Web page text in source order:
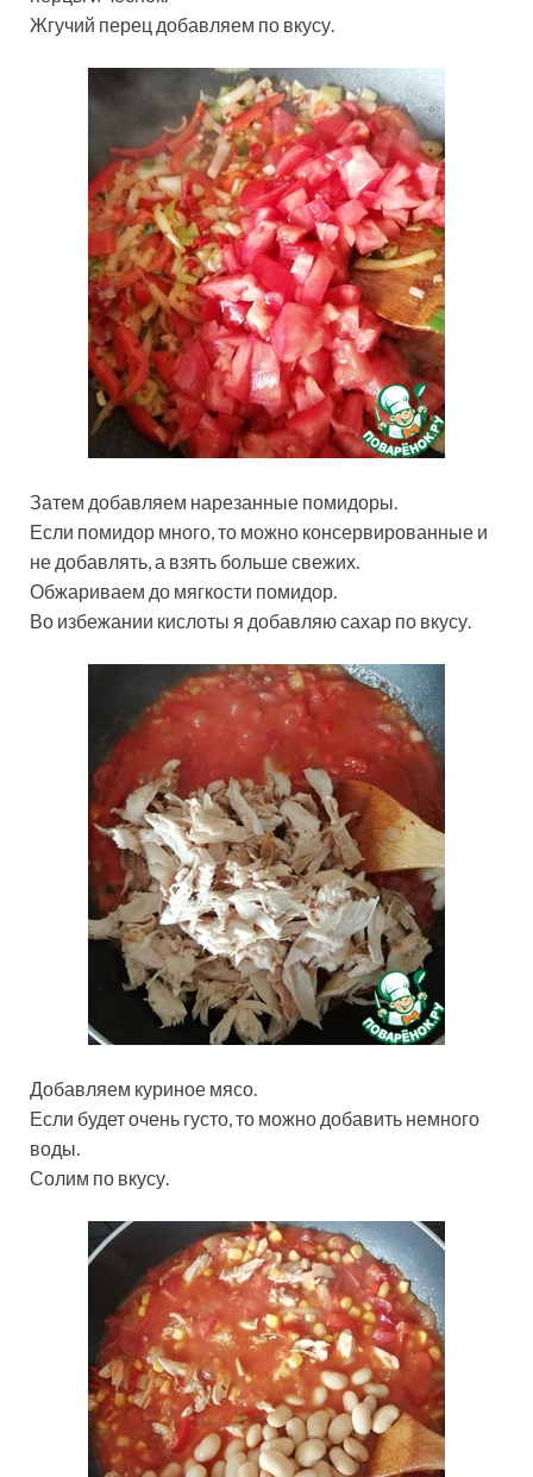
Жгучий перец добавляем по вкусу.
Затем добавляем нарезанные помидоры.
Если помидор много, то можно консервированные и
не добавлять, а взять больше свежих.
Обжариваем до мягкости помидор.
Во избежании кислоты я добавляю сахар по вкусу.
Добавляем куриное мясо.
Если будет очень густо, то можно добавить немного
воды.
Солим по вкусу.